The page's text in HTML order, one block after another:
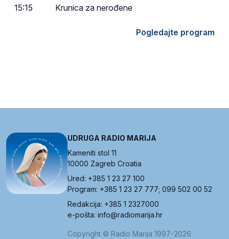
15:15 Krunica za nerođene
Pogledajte program
UDRUGA RADIO MARIJA
Kameniti stol 11
10000 Zagreb Croatia
Ured: +385 1 23 27 100
Program: +385 1 23 27 777; 099 502 00 52
Redakcija: +385 1 2327000
e-pošta: info@radiomarija.hr
Copyright © Radio Marija 1997-2026